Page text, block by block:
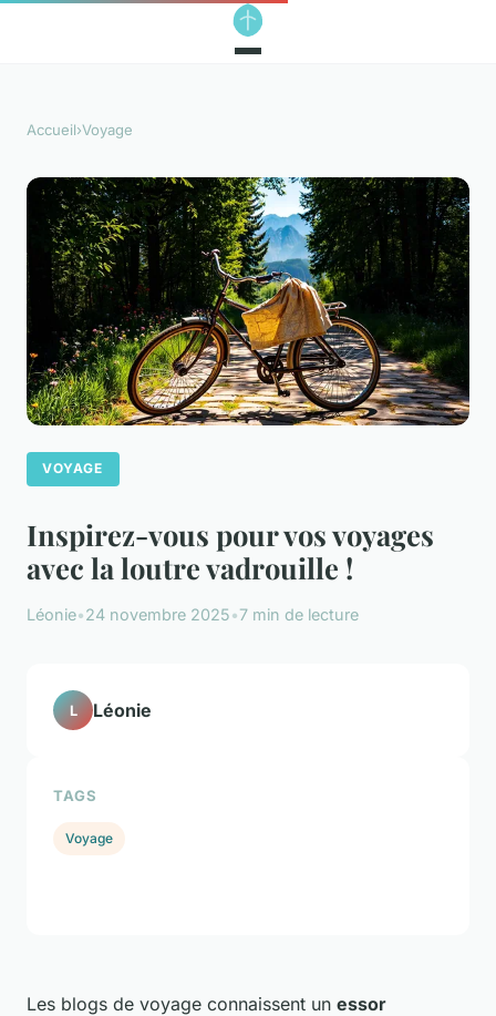
Accueil›Voyage
VOYAGE
Inspirez-vous pour vos voyages
avec la loutre vadrouille !
Léonie•24 novembre 2025•7 min de lecture
Les blogs de voyage connaissent un essor
L Léonie
TAGS
Voyage